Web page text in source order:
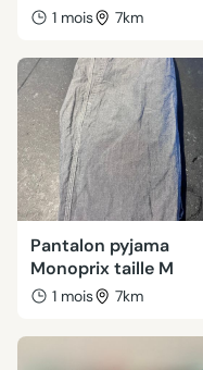
1 mois 7km
Pantalon pyjama
Monoprix taille M
1 mois 7km